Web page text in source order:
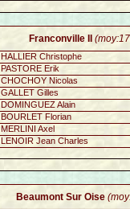
Franconville II
HALLIER Christophe
PASTORE Erik
CHOCHOY Nicolas
GALLET Gilles
DOMINGUEZ Alain
BOURLET Florian
MERLINI Axel
LENOIR Jean Charles
Beaumont Sur Oise